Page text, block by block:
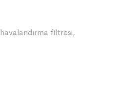
havalandırma filtresi,